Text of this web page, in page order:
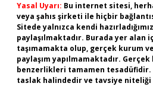
Yasal Uyarı: Bu internet sitesi,
veya şahıs şirketi ile hiçbir
Sitede yalnızca kendi
paylaşılmaktadır. Burada yer
taşımamakta olup, gerçek kurum
paylaşım yapılmamaktadır.
benzerlikleri tamamen
taslak halindedir ve tavsiye niteliği